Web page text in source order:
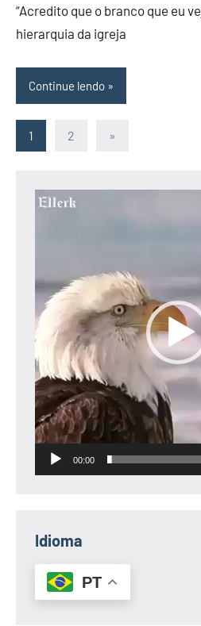
2022
“Acredito que o branco que eu
hierarquia da igreja
Continue lendo
Paginação
de
1 2
Post
»
Tocador
00:00
Idioma
PT